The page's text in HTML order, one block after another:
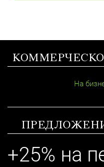
На
+25% на